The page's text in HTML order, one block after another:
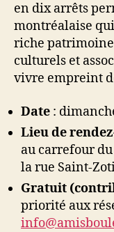
en dix arrêts
montréalaise
riche
culturels et
vivre empreint
Date :
Lieu de
au carrefour
la rue Saint-
Gratuit
priorité aux